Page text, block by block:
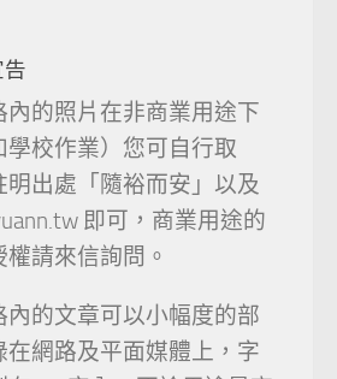
告
內的照片在非商業用途下
學校作業）您可自行取
明出處「隨裕而安」以及
即可，商業用途的
權請來信詢問。
內的文章可以小幅度的部
在網路及平面媒體上，字